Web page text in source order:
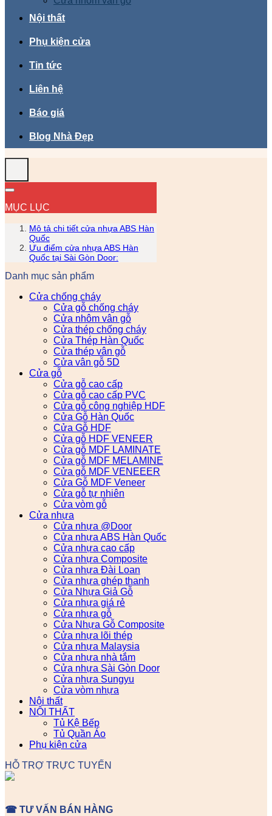
Nội thất
Phụ kiện cửa
Tin tức
Liên hệ
Báo giá
Blog Nhà Đẹp
MỤC LỤC
Mô tả chi tiết cửa nhựa ABS Hàn
Quốc
Ưu điểm cửa nhựa ABS Hàn
Quốc tại Sài Gòn Door:
Danh mục sản phẩm
Cửa chống cháy
Cửa gỗ chống cháy
Cửa nhôm vân gỗ
Cửa thép chống cháy
Cửa Thép Hàn Quốc
Cửa thép vân gỗ
Cửa vân gỗ 5D
Cửa gỗ
Cửa gỗ cao cấp
Cửa gỗ cao cấp PVC
Cửa gỗ công nghiệp HDF
Cửa Gỗ Hàn Quốc
Cửa Gỗ HDF
Cửa gỗ HDF VENEER
Cửa gỗ MDF LAMINATE
Cửa gỗ MDF MELAMINE
Cửa gỗ MDF VENEEER
Cửa Gỗ MDF Veneer
Cửa gỗ tự nhiên
Cửa vòm gỗ
Cửa nhựa
Cửa nhựa @Door
Cửa nhựa ABS Hàn Quốc
Cửa nhựa cao cấp
Cửa nhựa Composite
Cửa nhựa Đài Loan
Cửa nhựa ghép thanh
Cửa Nhựa Giả Gỗ
Cửa nhựa giá rẻ
Cửa nhựa gỗ
Cửa Nhựa Gỗ Composite
Cửa nhựa lõi thép
Cửa nhựa Malaysia
Cửa nhựa nhà tắm
Cửa nhựa Sài Gòn Door
Cửa nhựa Sungyu
Cửa vòm nhựa
Nội thất
NỘI THẤT
Tủ Kệ Bếp
Tủ Quần Áo
Phụ kiện cửa
HỖ TRỢ TRỰC TUYẾN
☎ TƯ VẤN BÁN HÀNG